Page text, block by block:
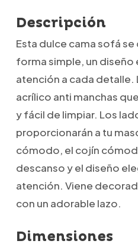
Descripción
Esta dulce cama sofáse
forma simple, un diseño
atención a cada detalle.
acrílico anti manchas
y fácil de limpiar. Los
proporcionarán a tu
cómodo, el cojín
descanso y el diseño
atención. Viene
con un adorable lazo.
Dimensiones